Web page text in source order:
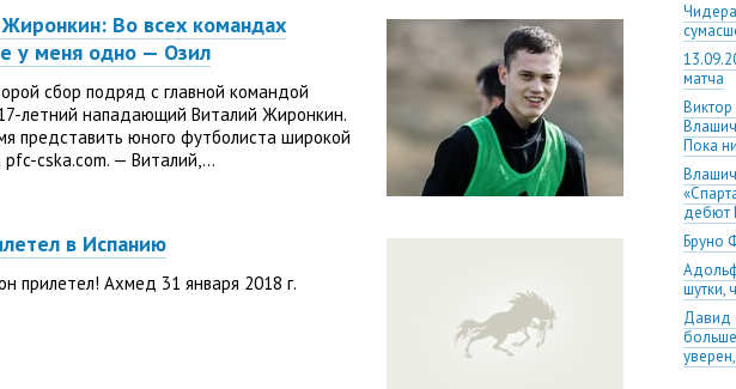
Во всех командах
у меня одно — Озил
сбор подряд с главной командой
летний нападающий Виталий Жиронкин.
представить юного футболиста широкой
pfc-cska.com. — Виталий,...
в Испанию
прилетел! Ахмед 31 января 2018 г.
матча
Пока
дебют
Бруно
шутки,
Давид